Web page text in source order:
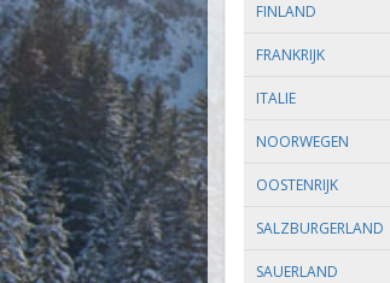
FINLAND
FRANKRIJK
ITALIE
NOORWEGEN
OOSTENRIJK
SALZBURGERLAND
SAUERLAND